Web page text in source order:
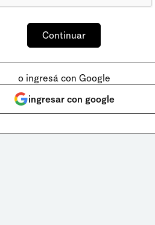
o ingresá con Google
ingresar con google